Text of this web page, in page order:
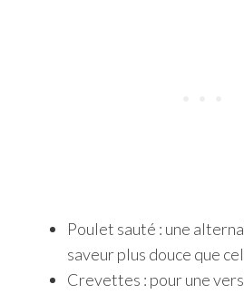
Poulet sauté : une
saveur plus douce que
Crevettes : pour une